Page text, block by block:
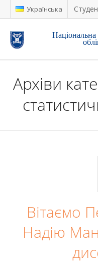
Українська
Національна
Архіви
Вітаємо
Надію